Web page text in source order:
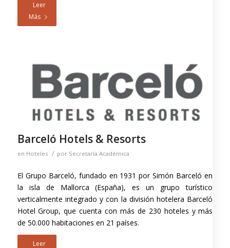
Leer
Más
Barceló Hotels & Resorts
en Hoteles / por Secretaría Académica
El Grupo Barceló, fundado en 1931 por Simón Barceló en
la isla de Mallorca (España), es un grupo turístico
verticalmente integrado y con la división hotelera Barceló
Hotel Group, que cuenta con más de 230 hoteles y más
de 50.000 habitaciones en 21 países.
Leer